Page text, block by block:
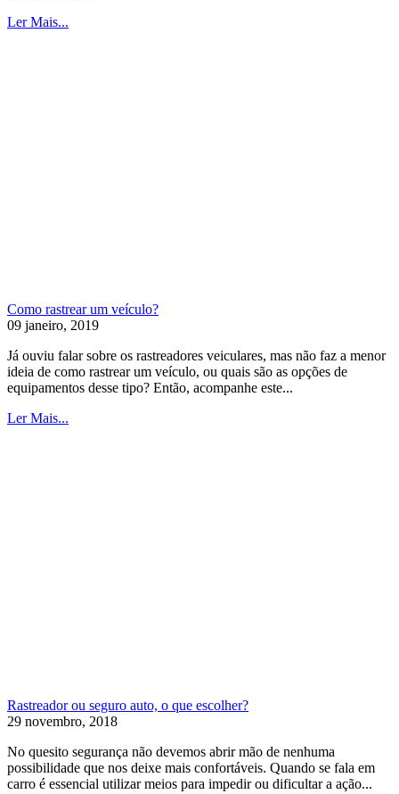
Ler Mais...
Como rastrear um veículo?
09 janeiro, 2019
Já ouviu falar sobre os rastreadores veiculares, mas não faz a menor
ideia de como rastrear um veículo, ou quais são as opções de
equipamentos desse tipo? Então, acompanhe este...
Ler Mais...
Rastreador ou seguro auto, o que escolher?
29 novembro, 2018
No quesito segurança não devemos abrir mão de nenhuma
possibilidade que nos deixe mais confortáveis. Quando se fala em
carro é essencial utilizar meios para impedir ou dificultar a ação...